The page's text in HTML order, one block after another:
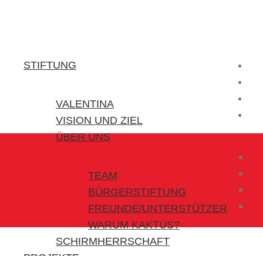
STIFTUNG
VALENTINA
VISION UND ZIEL
ÜBER UNS
TEAM
BÜRGERSTIFTUNG
FREUNDE/UNTERSTÜTZER
WARUM KAKTUS?
SCHIRMHERRSCHAFT